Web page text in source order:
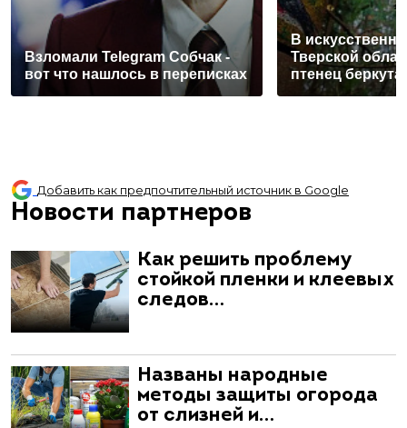
Взломали Telegram Собчак -
вот что нашлось в переписках
В
Тверской
птенец беркута
Добавить как предпочтительный источник в Google
Новости партнеров
Как решить проблему
стойкой пленки и клеевых
следов…
Названы народные
методы защиты огорода
от слизней и…